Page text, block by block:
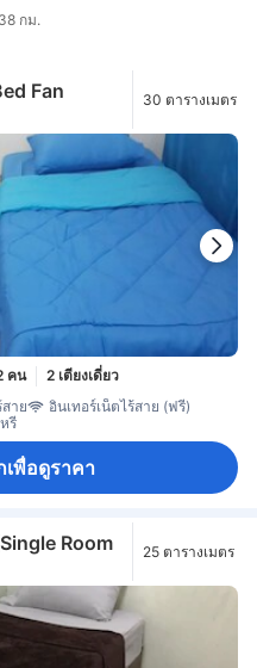
กม.
Fan
30 ตารางเมตร
คน
2 เตียงเดี่ยว
าย
อินเทอร์เน็ตไร้สาย (ฟรี)
รี่
เพื่อดูราคา
Room
25 ตารางเมตร